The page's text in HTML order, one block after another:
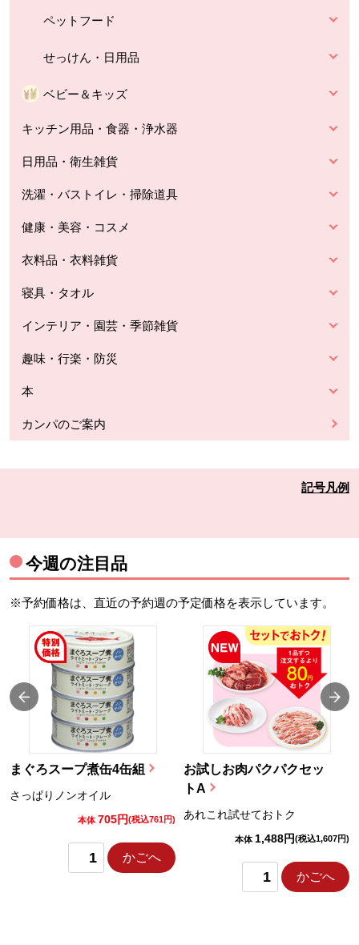
ペットフード
せっけん・日用品
ベビー＆キッズ
キッチン用品・食器・浄水器
日用品・衛生雑貨
洗濯・バストイレ・掃除道具
健康・美容・コスメ
衣料品・衣料雑貨
寝具・タオル
インテリア・園芸・季節雑貨
趣味・行楽・防災
本
カンパのご案内
記号凡例
今週の注目品
※予約価格は、直近の予約週の予定価格を表示しています。
まぐろスープ煮缶4缶組
さっぱりノンオイル
本体 705円(税込761円)
かごへ
お試しお肉パクパクセッ
トA
あれこれ試せておトク
本体 1,488円(税込1,607円)
かごへ